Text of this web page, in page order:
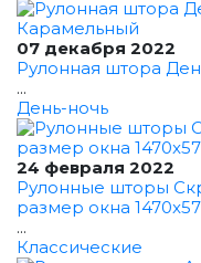
07 декабря 2022
Рулонная штора
...
День-ночь
24 февраля 2022
Рулонные шторы
размер окна
...
Классические